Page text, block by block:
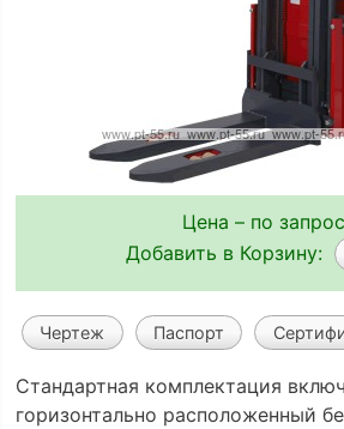
Цена – по
Добавить в Корзину:
Чертеж Паспорт
Стандартная комплектация
горизонтально расположенный